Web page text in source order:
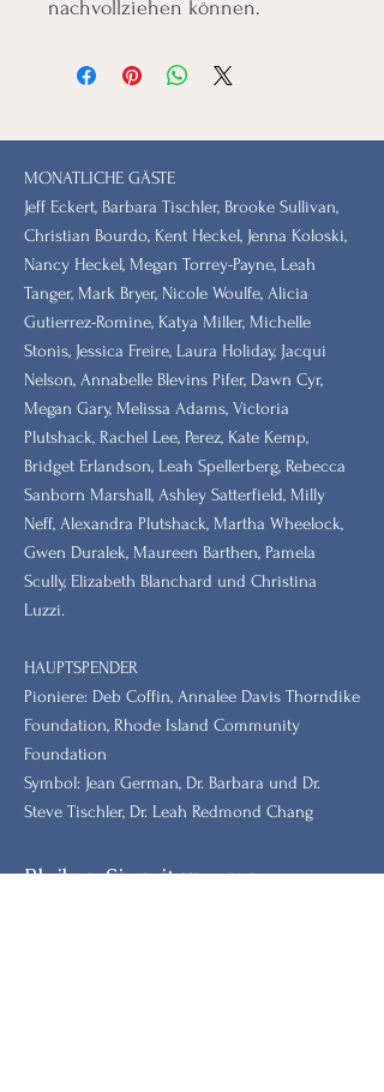
nachvollziehen können.
MONATLICHE GÄSTE
Jeff Eckert, Barbara Tischler, Brooke Sullivan,
Christian Bourdo, Kent Heckel, Jenna Koloski,
Nancy Heckel, Megan Torrey-Payne, Leah
Tanger, Mark Bryer, Nicole Woulfe, Alicia
Gutierrez-Romine, Katya Miller, Michelle
Stonis, Jessica Freire, Laura Holiday, Jacqui
Nelson, Annabelle Blevins Pifer, Dawn Cyr,
Megan Gary, Melissa Adams, Victoria
Plutshack, Rachel Lee, Perez, Kate Kemp,
Bridget Erlandson, Leah Spellerberg, Rebecca
Sanborn Marshall, Ashley Satterfield, Milly
Neff, Alexandra Plutshack, Martha Wheelock,
Gwen Duralek, Maureen Barthen, Pamela
Scully, Elizabeth Blanchard und Christina
Luzzi.
HAUPTSPENDER
Pioniere: Deb Coffin, Annalee Davis Thorndike
Foundation, Rhode Island Community
Foundation
Symbol: Jean German, Dr. Barbara und Dr.
Steve Tischler, Dr. Leah Redmond Chang
Bleiben Sie mit unserem